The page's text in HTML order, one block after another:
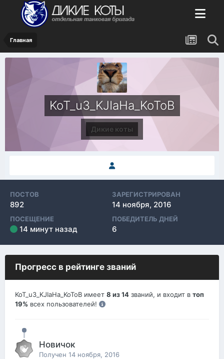
Главная
KoT_u3_KJIaHa_KoToB
Дикие коты
ПОСТОВ
892
ЗАРЕГИСТРИРОВАН
14 ноября, 2016
ПОСЕЩЕНИЕ
14 минут назад
ПОБЕДИТЕЛЬ ДНЕЙ
6
Прогресс в рейтинге званий
KoT_u3_KJIaHa_KoToB имеет 8 из 14 званий, и входит в топ
19% всех пользователей!
Новичок
Получен 14 ноября, 2016